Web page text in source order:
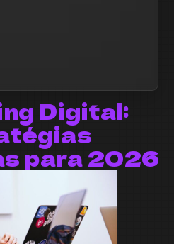
Digital:
para 2026